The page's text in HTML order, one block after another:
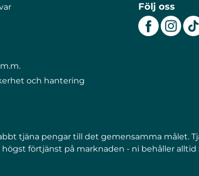
och hantering
Följ oss
tjäna pengar till det gemensamma målet.
förtjänst på marknaden - ni behåller alltid